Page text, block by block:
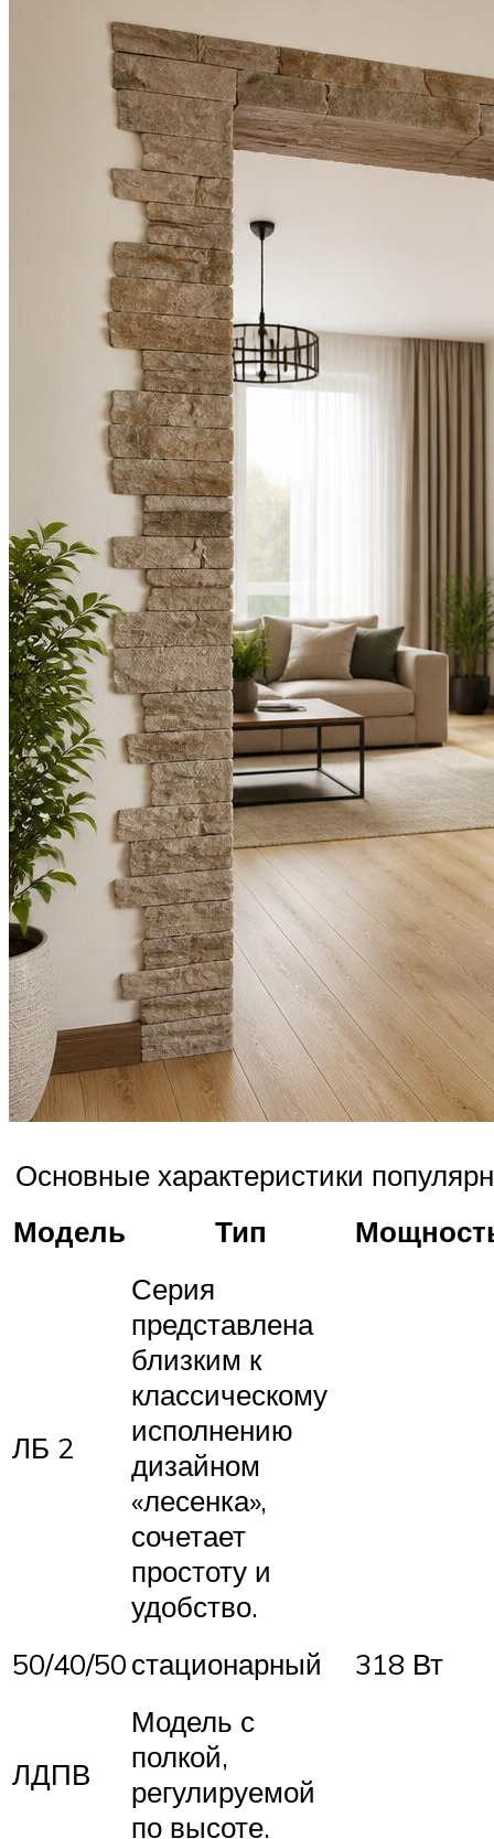
Основные характеристики
Модель
Тип
ЛБ 2
Серия
представлена
близким к
классическому
исполнению
дизайном
«лесенка»,
сочетает
простоту и
удобство.
50/40/50стационарный 318 Вт
ЛДПВ
Модель с
полкой,
регулируемой
по высоте.